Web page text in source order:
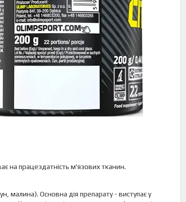
на працездатність м'язових тканин.
малина). Основна дія препарату - виступає у